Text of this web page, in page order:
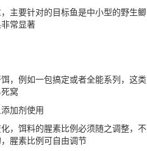
主要针对的目标鱼是中小型的野生鲫
常显著
，例如一包搞定或者全能系列，这类
窝
加剂使用
，饵料的腥素比例必须随之调整，不
腥素比例可自由调节